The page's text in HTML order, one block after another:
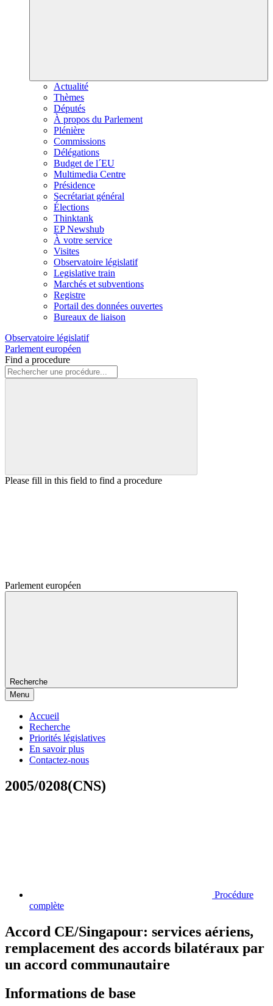
Actualité
Thèmes
Députés
À propos du Parlement
Plénière
Commissions
Délégations
Budget de l´EU
Multimedia Centre
Présidence
Secrétariat général
Élections
Thinktank
EP Newshub
À votre service
Visites
Observatoire législatif
Legislative train
Marchés et subventions
Registre
Portail des données ouvertes
Bureaux de liaison
Observatoire législatif
Parlement européen
Find a procedure
Please fill in this field to find a procedure
Parlement européen
Recherche
Menu
Accueil
Recherche
Priorités législatives
En savoir plus
Contactez-nous
2005/0208(CNS)
Procédure
complète
Accord CE/Singapour: services aériens,
remplacement des accords bilatéraux par
un accord communautaire
Informations de base